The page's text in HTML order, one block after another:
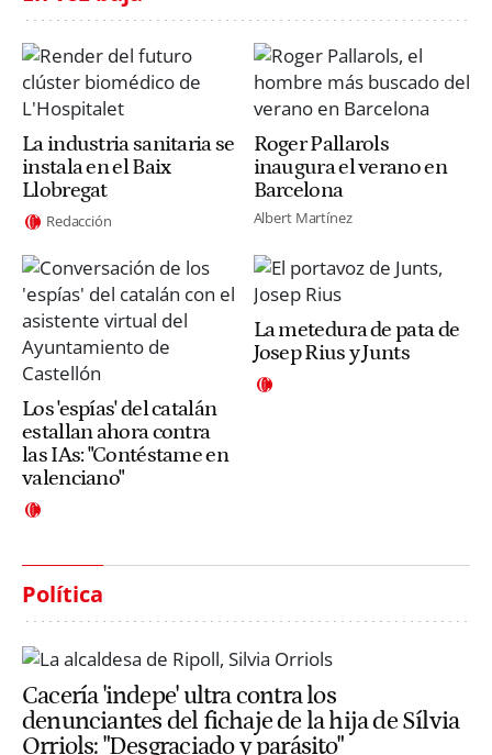
La industria sanitaria se
instala en el Baix
Llobregat
Redacción
Roger Pallarols
inaugura el verano en
Barcelona
Albert Martínez
Los 'espías' del catalán
estallan ahora contra
las IAs: "Contéstame en
valenciano"
La metedura de pata de
Josep Rius y Junts
Política
Cacería 'indepe' ultra contra los
denunciantes del fichaje de la hija de Sílvia
Orriols: "Desgraciado y parásito"